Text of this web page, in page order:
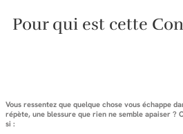
Pour qui est cette
Vous ressentez que quelque chose vous échappe
répète, une blessure que rien ne semble apaiser ?
si :